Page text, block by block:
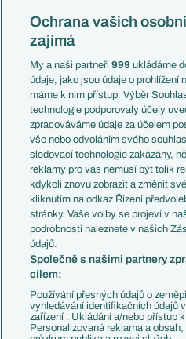
Mistrovství světa
Liga národů
Témata
Představení týmů MS
EuroSkauting
PL v kostce
Evropské koeficienty
Přestupy
Přestupové spekulace
Zranění
Kluby
Arsenal FC
Chelsea FC
Manchester United
AC Milán
Juventus FC
Bayern Mnichov
FC Barcelona
Real Madrid
Ochrana vašich
zajímá
My a naši partneři999 ukládáme
údaje, jako jsou údaje o prohlížení
máme k nim přístup. Výběr
technologie podporovaly účely
zpracováváme údaje za účelem
vše nebo odvoláním svého
sledovací technologie zakázány,
reklamy pro vás nemusí být tolik
kdykoli znovu zobrazit a změnit
kliknutím na odkaz Řízení
stránky. Vaše volby se projeví v
podrobnosti naleznete v našich
údajů.
Společně s našimi partnery
cílem:
Používání přesných údajů o
vyhledávání identifikačních údajů
zařízení . Ukládání a/nebo přístup
Personalizovaná reklama a